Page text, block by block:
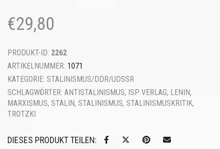
€29,80
PRODUKT-ID: 2262
ARTIKELNUMMER: 1071
KATEGORIE: STALINISMUS/DDR/UDSSR
SCHLAGWÖRTER: ANTISTALINISMUS, ISP VERLAG, LENIN,
MARXISMUS, STALIN, STALINISMUS, STALINISMUSKRITIK,
TROTZKI
DIESES PRODUKT TEILEN: